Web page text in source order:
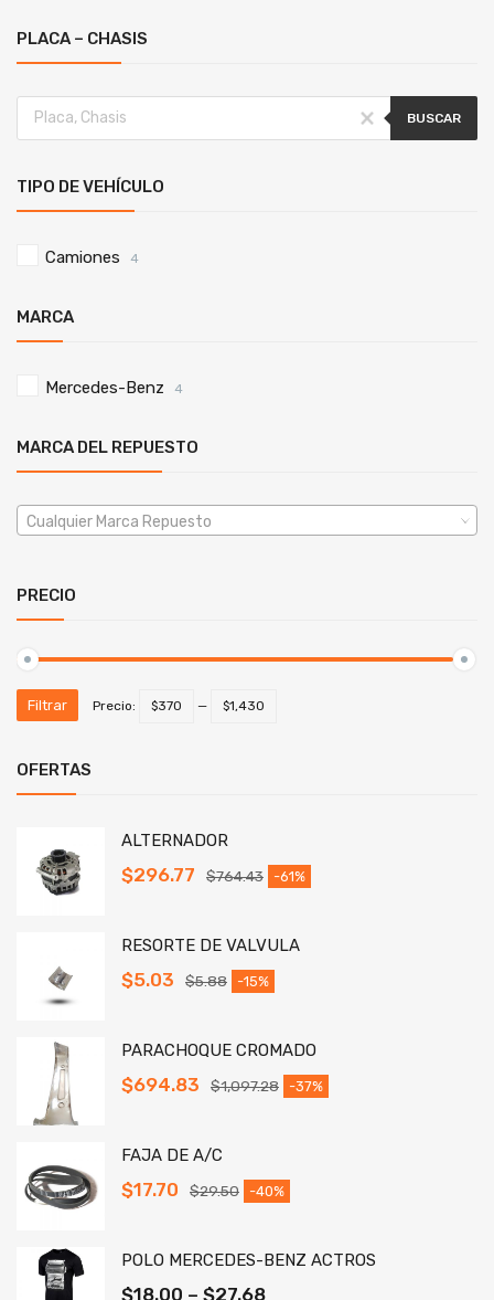
PLACA – CHASIS
BUSCAR
TIPO DE VEHÍCULO
Camiones 4
MARCA
Mercedes-Benz 4
MARCA DEL REPUESTO
Cualquier Marca Repuesto
PRECIO
Filtrar Precio: $370 — $1,430
OFERTAS
ALTERNADOR
$764.43
$296.77 -61%
RESORTE DE VALVULA
$5.88
$5.03 -15%
PARACHOQUE CROMADO
$1,097.28
$694.83 -37%
FAJA DE A/C
$29.50
$17.70 -40%
POLO MERCEDES-BENZ ACTROS
$18.00 – $27.68